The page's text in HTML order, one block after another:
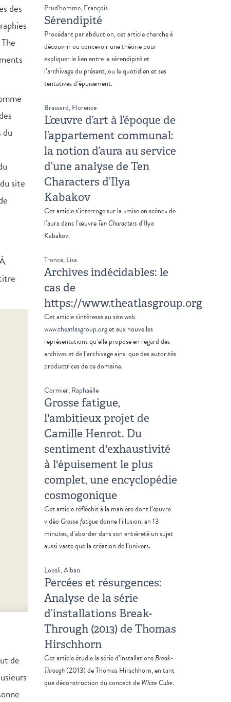
des
site
de
Prud'homme, François
Sérendipité
Procédant par abduction, cet article cherche à
découvrir ou concevoir une théorie pour
expliquer le lien entre la sérendipité et
l’archivage du présent, ou le quotidien et ses
tentatives d’épuisement.
Brassard, Florence
L’œuvre d’art à l’époque de
l’appartement communal:
la notion d’aura au service
d’une analyse de Ten
Characters d’Ilya
Kabakov
Cet article s’interroge sur la «mise en scène» de
l’aura dans l’œuvreTen Charactersd’Ilya
Kabakov.
Tronca, Lisa
Archives indécidables: le
cas de
https://www.theatlasgroup.org
Cet article s'intéresse au site web
www.theatlasgroup.orget aux nouvelles
représentations qu’elle propose en regard des
archives et de l’archivage ainsi que des autorités
productrices de ce domaine.
Cormier, Raphaëlle
Grosse fatigue,
l'ambitieux projet de
Camille Henrot. Du
sentiment d'exhaustivité
à l'épuisement le plus
complet, une encyclopédie
cosmogonique
Cet article réfléchit à la manière dont l’œuvre
vidéoGrosse fatiguedonne l’illusion, en 13
minutes, d’aborder dans son entièreté un sujet
aussi vaste que la création de l’univers.
Loosli, Alban
Percées et résurgences:
Analyse de la série
d’installations Break-
Through (2013) de Thomas
Hirschhorn
Cet article étudie la série d’installationsBreak-
Through(2013) de Thomas Hirschhorn, en tant
que déconstruction du concept deWhite Cube.